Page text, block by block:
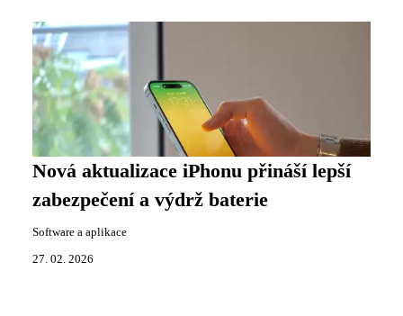
Nová aktualizace iPhonu přináší lepší
zabezpečení a výdrž baterie
Software a aplikace
27. 02. 2026